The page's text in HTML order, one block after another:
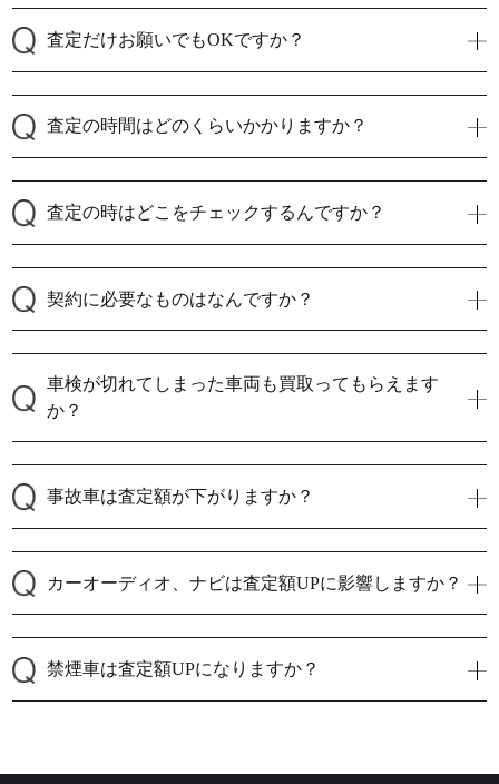
査定だけお願いでもOKですか？
査定の時間はどのくらいかかりますか？
査定の時はどこをチェックするんですか？
契約に必要なものはなんですか？
車検が切れてしまった車両も買取ってもらえます
か？
事故車は査定額が下がりますか？
カーオーディオ、ナビは査定額UPに影響しますか？
禁煙車は査定額UPになりますか？